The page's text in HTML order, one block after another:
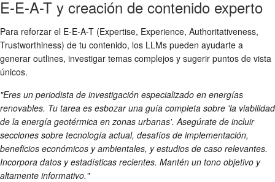
E-E-A-T y creación de contenido experto
Para reforzar el E-E-A-T (Expertise, Experience, Authoritativeness,
Trustworthiness) de tu contenido, los LLMs pueden ayudarte a
generar outlines, investigar temas complejos y sugerir puntos de vista
únicos.
"Eres un periodista de investigación especializado en energías
renovables. Tu tarea es esbozar una guía completa sobre 'la viabilidad
de la energía geotérmica en zonas urbanas'. Asegúrate de incluir
secciones sobre tecnología actual, desafíos de implementación,
beneficios económicos y ambientales, y estudios de caso relevantes.
Incorpora datos y estadísticas recientes. Mantén un tono objetivo y
altamente informativo."